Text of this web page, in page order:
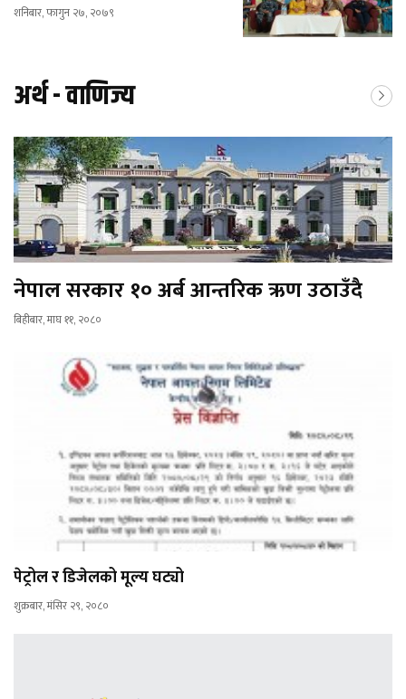
शनिबार, फागुन २७, २०७९
अर्थ - वाणिज्य
नेपाल सरकार १० अर्ब आन्तरिक ऋण उठाउँदै
बिहीबार, माघ ११, २०८०
पेट्रोल र डिजेलको मूल्य घट्यो
शुक्रबार, मंसिर २९, २०८०